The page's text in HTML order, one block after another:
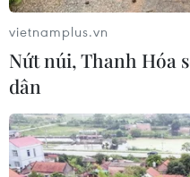
vietnamplus.vn
Nứt núi, Thanh Hóa
dân